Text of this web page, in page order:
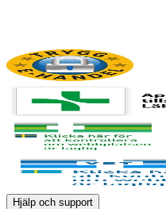
Hjälp och support